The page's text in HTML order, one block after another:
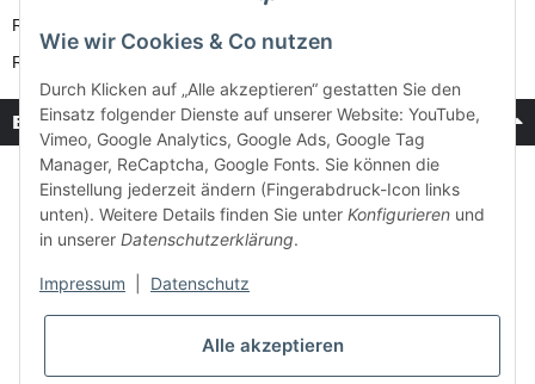
Reparatur-Service
Retouren-Service
Bezahlung & Versand
Wie wir Cookies & Co nutzen
Durch Klicken auf „Alle akzeptieren“ gestatten Sie den
Einsatz folgender Dienste auf unserer Website: YouTube,
Vimeo, Google Analytics, Google Ads, Google Tag
Manager, ReCaptcha, Google Fonts. Sie können die
Einstellung jederzeit ändern (Fingerabdruck-Icon links
unten). Weitere Details finden Sie unter Konfigurieren und
in unserer Datenschutzerklärung.
Impressum Datenschutz
Alle akzeptieren